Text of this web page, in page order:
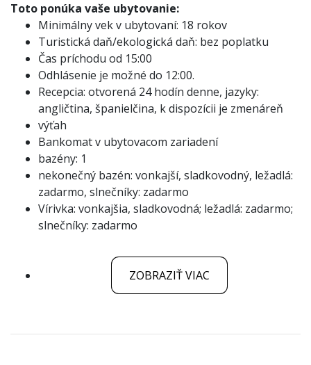
Toto ponúka vaše ubytovanie:
Minimálny vek v ubytovaní: 18 rokov
Turistická daň/ekologická daň: bez poplatku
Čas príchodu od 15:00
Odhlásenie je možné do 12:00.
Recepcia: otvorená 24 hodín denne, jazyky:
angličtina, španielčina, k dispozícii je zmenáreň
výťah
Bankomat v ubytovacom zariadení
bazény: 1
nekonečný bazén: vonkajší, sladkovodný, ležadlá:
zadarmo, slnečníky: zadarmo
Vírivka: vonkajšia, sladkovodná; ležadlá: zadarmo;
slnečníky: zadarmo
ZOBRAZIŤ VIAC